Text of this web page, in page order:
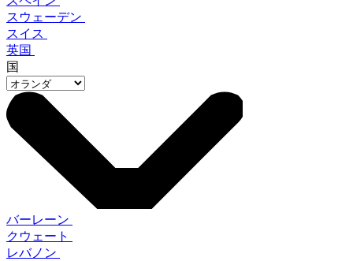
スウェーデン
スイス
英国
国
バーレーン
クウェート
レバノン